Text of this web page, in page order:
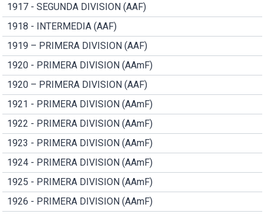
1917 - SEGUNDA DIVISION (AAF)
1918 - INTERMEDIA (AAF)
1919 – PRIMERA DIVISION (AAF)
1920 - PRIMERA DIVISION (AAmF)
1920 – PRIMERA DIVISION (AAF)
1921 - PRIMERA DIVISION (AAmF)
1922 - PRIMERA DIVISION (AAmF)
1923 - PRIMERA DIVISION (AAmF)
1924 - PRIMERA DIVISION (AAmF)
1925 - PRIMERA DIVISION (AAmF)
1926 - PRIMERA DIVISION (AAmF)